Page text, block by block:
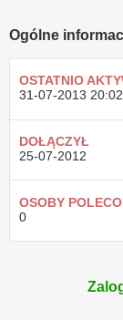
Ogólne
OSTATNIO
31-07-2013 20:02
DOŁĄCZYŁ
25-07-2012
OSOBY
0